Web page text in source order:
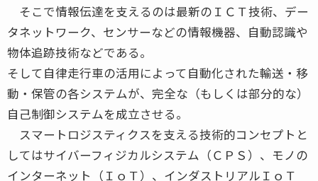
そこで情報伝達を支えるのは最新のＩＣＴ技術、デー
タネットワーク、センサーなどの情報機器、自動認識や
物体追跡技術などである。
そして自律走行車の活用によって自動化された輸送・移
動・保管の各システムが、完全な（もしくは部分的な）
自己制御システムを成立させる。
スマートロジスティクスを支える技術的コンセプトと
してはサイバーフィジカルシステム（ＣＰＳ）、モノの
インターネット（ＩｏＴ）、インダストリアルＩｏＴ